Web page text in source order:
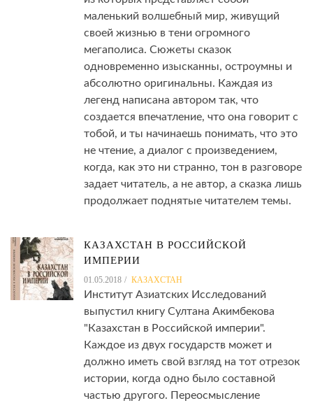
маленький волшебный мир, живущий
своей жизнью в тени огромного
мегаполиса. Сюжеты сказок
одновременно изысканны, остроумны и
абсолютно оригинальны. Каждая из
легенд написана автором так, что
создается впечатление, что она говорит с
тобой, и ты начинаешь понимать, что это
не чтение, а диалог с произведением,
когда, как это ни странно, тон в разговоре
задает читатель, а не автор, а сказка лишь
продолжает поднятые читателем темы.
КАЗАХСТАН В РОССИЙСКОЙ
ИМПЕРИИ
01.05.2018 КАЗАХСТАН
Институт Азиатских Исследований
выпустил книгу Султана Акимбекова
"Казахстан в Российской империи".
Каждое из двух государств может и
должно иметь свой взгляд на тот отрезок
истории, когда одно было составной
частью другого. Переосмысление